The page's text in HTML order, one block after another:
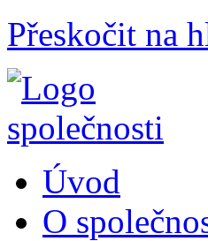
Přeskočit na
Úvod
O